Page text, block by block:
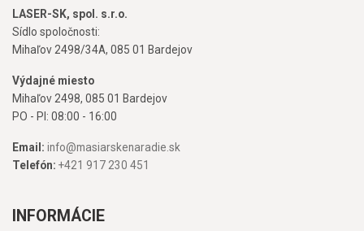
LASER-SK, spol. s.r.o.
Sídlo spoločnosti:
Mihaľov 2498/34A, 085 01 Bardejov
Výdajné miesto
Mihaľov 2498, 085 01 Bardejov
PO - PI: 08:00 - 16:00
Email: info@masiarskenaradie.sk
Telefón: +421 917 230 451
INFORMÁCIE